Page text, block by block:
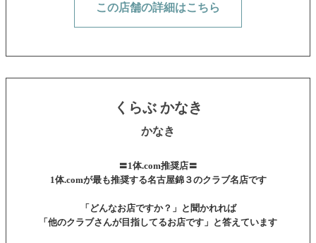
この店舗の詳細はこちら
くらぶ かなき
かなき
〓1体.com推奨店〓
1体.comが最も推奨する名古屋錦３のクラブ名店です
「どんなお店ですか？」と聞かれれば
「他のクラブさんが目指してるお店です」と答えています